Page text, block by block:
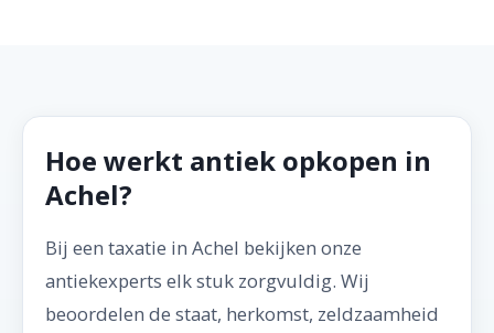
Hoe werkt antiek opkopen in
Achel?
Bij een taxatie in Achel bekijken onze
antiekexperts elk stuk zorgvuldig. Wij
beoordelen de staat, herkomst, zeldzaamheid